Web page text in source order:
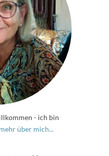
- ich bin
mehr über mich...